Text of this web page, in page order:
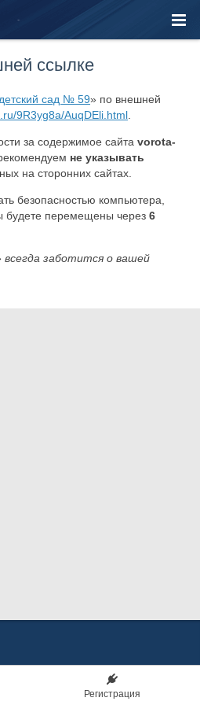
ссылке
сад № 59» по внешней
9R3yg8a/AuqDEli.html
за содержимое сайта vorota-
не указывать
на сторонних сайтах.
безопасностью компьютера,
будете перемещены через 6
заботится о вашей
Регистрация